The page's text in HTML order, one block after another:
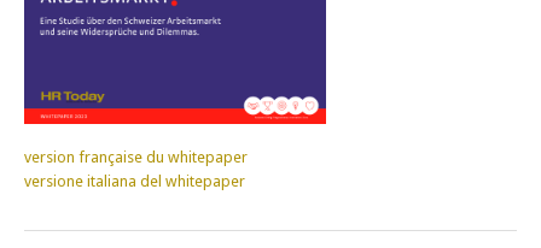
version française du whitepaper
versione italiana del whitepaper